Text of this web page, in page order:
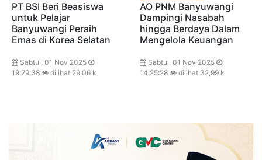
PT BSI Beri Beasiswa
untuk Pelajar
Banyuwangi Peraih
Emas di Korea Selatan
Sabtu , 01 Nov 2025
19:29:38
dilihat 29,06 k
AO PNM Banyuwangi
Dampingi Nasabah
hingga Berdaya Dalam
Mengelola Keuangan
Sabtu , 01 Nov 2025
14:25:28
dilihat 32,99 k